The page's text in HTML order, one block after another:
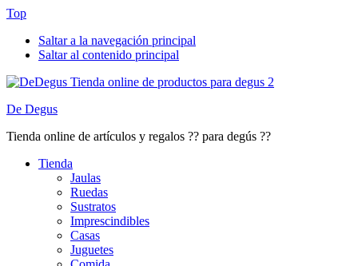
Top
Saltar a la navegación principal
Saltar al contenido principal
De Degus
Tienda online de artículos y regalos ?? para degús ??
Tienda
Jaulas
Ruedas
Sustratos
Imprescindibles
Casas
Juguetes